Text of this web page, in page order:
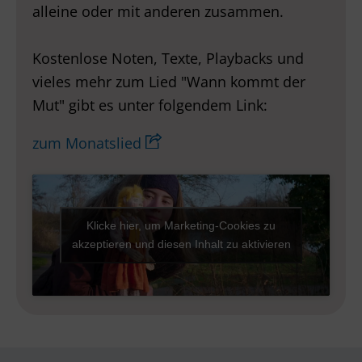
Klicke hier, um Marketing-Cookies zu
akzeptieren und diesen Inhalt zu aktivieren
alleine oder mit anderen zusammen.
Kostenlose Noten, Texte, Playbacks und
vieles mehr zum Lied "Wann kommt der
Mut" gibt es unter folgendem Link:
zum Monatslied